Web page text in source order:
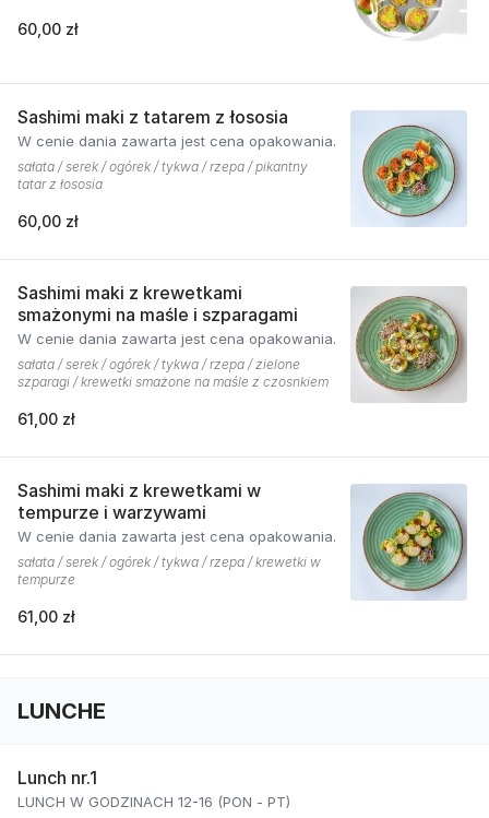
60,00 zł
Sashimi maki z tatarem z łososia
W cenie dania zawarta jest cena opakowania.
sałata / serek / ogórek / tykwa / rzepa / pikantny
tatar z łososia
60,00 zł
Sashimi maki z krewetkami
smażonymi na maśle i szparagami
W cenie dania zawarta jest cena opakowania.
sałata / serek / ogórek / tykwa / rzepa / zielone
szparagi / krewetki smażone na maśle z czosnkiem
61,00 zł
Sashimi maki z krewetkami w
tempurze i warzywami
W cenie dania zawarta jest cena opakowania.
sałata / serek / ogórek / tykwa / rzepa / krewetki w
tempurze
61,00 zł
LUNCHE
Lunch nr.1
LUNCH W GODZINACH 12-16 (PON - PT)